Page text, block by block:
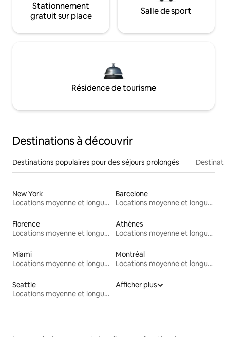
Stationnement
gratuit sur place
Salle de sport
Résidence de tourisme
Destinations à découvrir
Destinations populaires pour des séjours prolongés
New York
Locations moyenne et longue durée
Barcelone
Locations moyenne et longue durée
Florence
Locations moyenne et longue durée
Athènes
Locations moyenne et longue durée
Miami
Locations moyenne et longue durée
Montréal
Locations moyenne et longue durée
Seattle
Locations moyenne et longue durée
Afficher plus